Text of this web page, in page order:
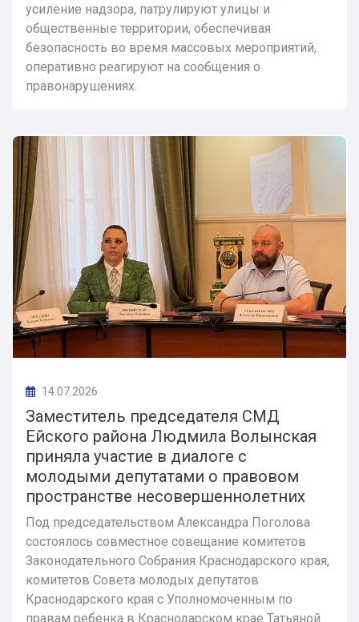
усиление надзора, патрулируют улицы и
общественные территории, обеспечивая
безопасность во время массовых мероприятий,
оперативно реагируют на сообщения о
правонарушениях.
14.07.2026
Заместитель председателя СМД
Ейского района Людмила Волынская
приняла участие в диалоге с
молодыми депутатами о правовом
пространстве несовершеннолетних
Под председательством Александра Поголова
состоялось совместное совещание комитетов
Законодательного Собрания Краснодарского края,
комитетов Совета молодых депутатов
Краснодарского края с Уполномоченным по
правам ребенка в Краснодарском крае Татьяной